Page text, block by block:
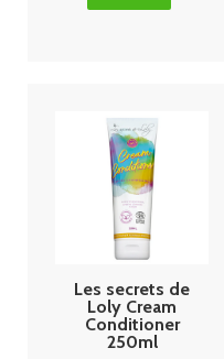
Les secrets de
Loly Cream
Conditioner
250ml